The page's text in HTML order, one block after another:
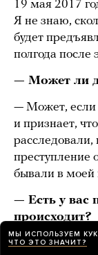
19 мая 2017
Я не знаю,
будет
полгода после
— Может ли
— Может, если
и признает,
преступление
бывали в моей
— Есть у вас
происходит?
— У меня нет.
МЫ ИСПОЛЬЗУЕМ
ЧТО ЭТО ЗНАЧИТ?